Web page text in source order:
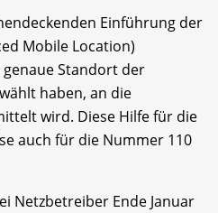
Einführung der
Mobile Location)
Standort der
haben, an die
wird. Diese Hilfe für die
auch für die Nummer 110
Netzbetreiber Ende Januar